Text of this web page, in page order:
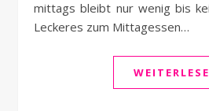
mittags bleibt nur wenig bis
Leckeres zum Mittagessen…